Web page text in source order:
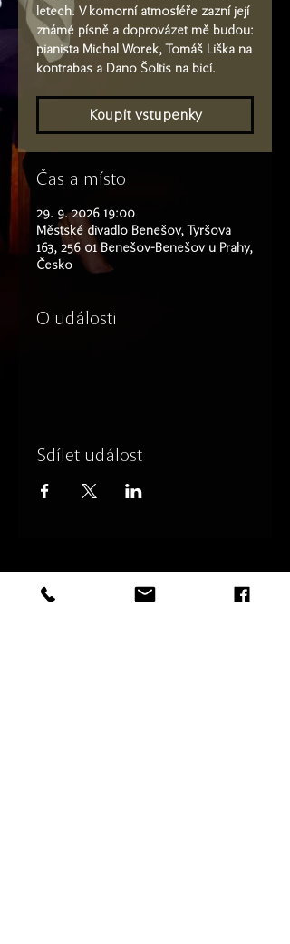
letech. V komorní atmosféře zazní její
známé písně a doprovázet mě budou:
pianista Michal Worek, Tomáš Liška na
kontrabas a Dano Šoltis na bicí.
Koupit vstupenky
Čas a místo
29. 9. 2026 19:00
Městské divadlo Benešov, Tyršova
163, 256 01 Benešov-Benešov u Prahy,
Česko
O události
Sdílet událost